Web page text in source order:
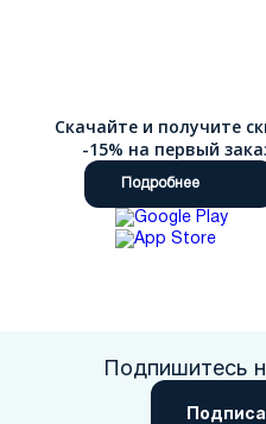
Скачайте и получите
-15% на первый
Подробнее
Подпишитесь